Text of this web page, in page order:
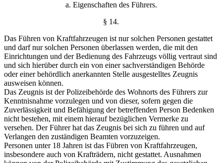
a. Eigenschaften des Führers.
§ 14.
Das Führen von Kraftfahrzeugen ist nur solchen Personen gestattet
und darf nur solchen Personen überlassen werden, die mit den
Einrichtungen und der Bedienung des Fahrzeugs völlig vertraut sind
und sich hierüber durch ein von einer sachverständigen Behörde
oder einer behördlich anerkannten Stelle ausgestelltes Zeugnis
ausweisen können.
Das Zeugnis ist der Polizeibehörde des Wohnorts des Führers zur
Kenntnisnahme vorzulegen und von dieser, sofern gegen die
Zuverlässigkeit und Befähigung der betreffenden Person Bedenken
nicht bestehen, mit einem hierauf bezüglichen Vermerke zu
versehen. Der Führer hat das Zeugnis bei sich zu führen und auf
Verlangen den zuständigen Beamten vorzuzeigen.
Personen unter 18 Jahren ist das Fübren von Kraftfahrzeugen,
insbesondere auch von Krafträdern, nicht gestattet. Ausnahmen